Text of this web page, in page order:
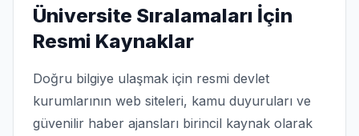
Üniversite Sıralamaları İçin
Resmi Kaynaklar
Doğru bilgiye ulaşmak için resmi devlet
kurumlarının web siteleri, kamu duyuruları ve
güvenilir haber ajansları birincil kaynak olarak